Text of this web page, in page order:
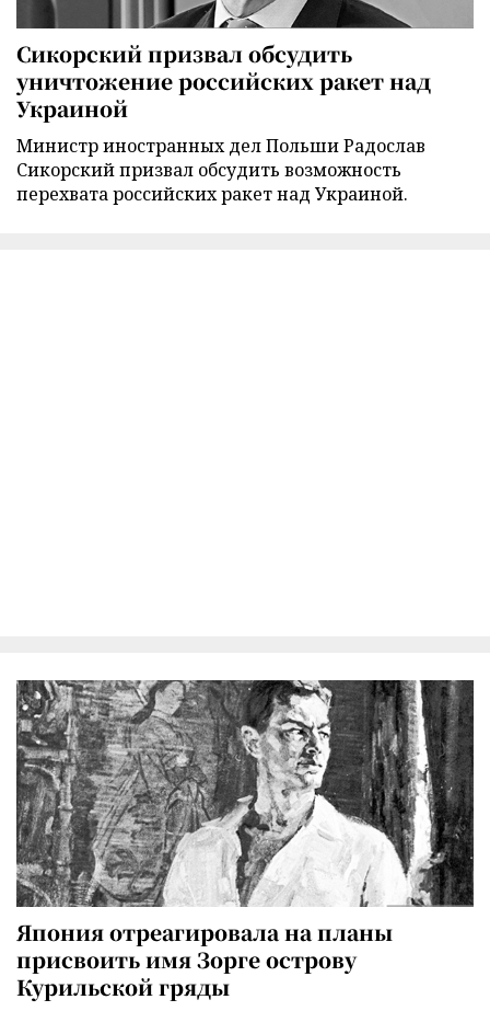
Сикорский призвал обсудить
уничтожение российских ракет над
Украиной
Министр иностранных дел Польши Радослав
Сикорский призвал обсудить возможность
перехвата российских ракет над Украиной.
Япония отреагировала на планы
присвоить имя Зорге острову
Курильской гряды